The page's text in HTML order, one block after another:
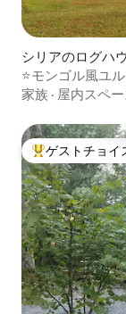
シリアのログハ
⭐️モンゴル風ユ
ッチン
家族 · 屋内スペー
大好評のゲスト
ゲストチョイ